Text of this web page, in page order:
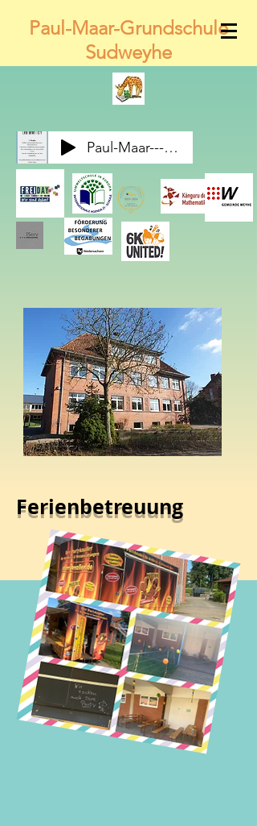
Paul-Maar-Grundschule
Sudweyhe
Paul-Maar---Wir-alle-gemeinsam
Ferienbetreuung